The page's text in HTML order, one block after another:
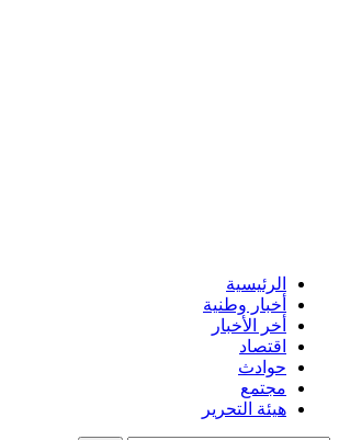
الرئيسية
أخبار وطنية
أخر الأخبار
اقتصاد
حوادث
مجتمع
هيئة التحرير